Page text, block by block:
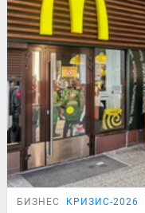
БИЗНЕС КРИЗИС-2026